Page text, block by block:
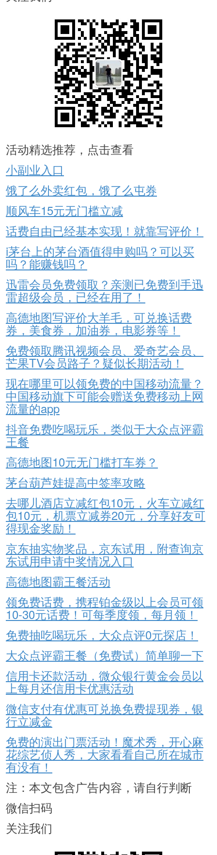
活动精选推荐，点击查看
小副业入口
饿了么外卖红包，饿了么屯券
顺风车15元无门槛立减
话费自由已经基本实现！就靠写评价！
i茅台上的茅台酒值得申购吗？可以买
吗？能赚钱吗？
迅雷会员免费领取？亲测已免费到手迅
雷超级会员，已经在用了！
高德地图写评价大羊毛，可兑换话费
券，美食券，加油券，电影券等！
免费领取腾讯视频会员、爱奇艺会员、
芒果TV会员路子？疑似长期活动！
现在哪里可以领免费的中国移动流量？
中国移动旗下可能会赠送免费移动上网
流量的app
抖音免费吃喝玩乐，类似于大众点评霸
王餐
高德地图10元无门槛打车券？
茅台葫芦娃提高中签率攻略
去哪儿酒店立减红包10元，火车立减红
包10元，机票立减券20元，分享好友可
得现金奖励！
京东抽实物奖品，京东试用，附查询京
东试用申请中奖情况入口
高德地图霸王餐活动
领免费话费，携程铂金级以上会员可领
10-30元话费！可每季度领，每月领！
免费抽吃喝玩乐，大众点评0元探店！
大众点评霸王餐（免费试）简单聊一下
信用卡还款活动，微众银行黄金会员以
上每月还信用卡优惠活动
微信支付有优惠可兑换免费提现券，银
行立减金
免费的演出门票活动！魔术秀，开心麻
花综艺侦人秀，大家看看自己所在城市
有没有！
注：本文包含广告内容，请自行判断
微信扫码
关注我们